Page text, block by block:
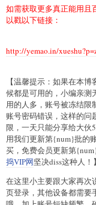
如需获取更多真正能用且
以戳以下链接：
http://yemao.in/
【温馨提示：如果在本
候都是可用的，小编亲测
用的人多，账号被冻结限
账号密码错误，这样的问
限，一天只能分享给大伙
用我们更新第{num}批的
买，免费会员更新第
捣VIP网坚决diss这种人！】
在这里小主要跟大家再次
页登录，其他设备都需要